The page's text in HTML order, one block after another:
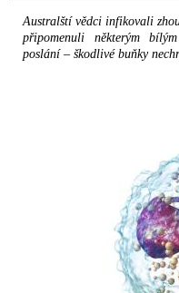
Australští vědci infikovali
připomenuli některým
poslání – škodlivé buňky